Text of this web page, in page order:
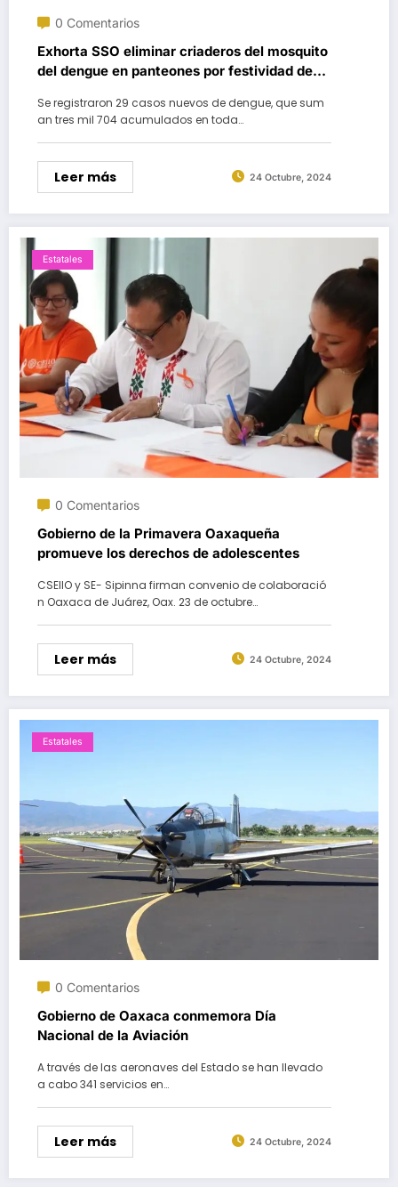
0 Comentarios
Exhorta SSO eliminar criaderos del mosquito
del dengue en panteones por festividad de
Se registraron 29 casos nuevos de dengue, que sum
an tres mil 704 acumulados en toda…
Leer más 24 Octubre, 2024
Estatales
0 Comentarios
Gobierno de la Primavera Oaxaqueña
promueve los derechos de adolescentes
CSEIIO y SE- Sipinna firman convenio de colaboració
n Oaxaca de Juárez, Oax. 23 de octubre…
Leer más 24 Octubre, 2024
Estatales
0 Comentarios
Gobierno de Oaxaca conmemora Día
Nacional de la Aviación
A través de las aeronaves del Estado se han llevado
a cabo 341 servicios en…
Leer más 24 Octubre, 2024